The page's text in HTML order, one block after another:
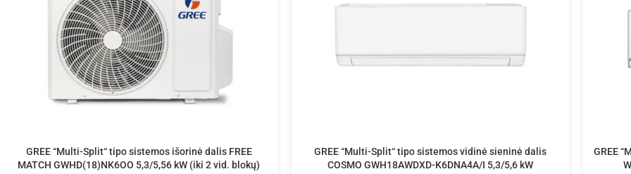
GREE “Multi-Split“ tipo sistemos išorinė dalis FREE
MATCH GWHD(18)NK6OO 5,3/5,56 kW (iki 2 vid. blokų)
GREE “Multi-Split“ tipo sistemos vidinė sieninė dalis
COSMO GWH18AWDXD-K6DNA4A/I 5,3/5,6 kW
GREE